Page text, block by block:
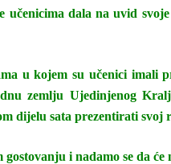
učenicima dala na uvid
u kojem su učenici imali
zemlju Ujedinjenog
dijelu sata prezentirati svoj
i nadamo se da će